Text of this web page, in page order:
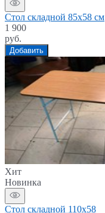
Стол складной 85х58 см
1 900
руб.
Добавить
Хит
Новинка
Стол складной 110х58